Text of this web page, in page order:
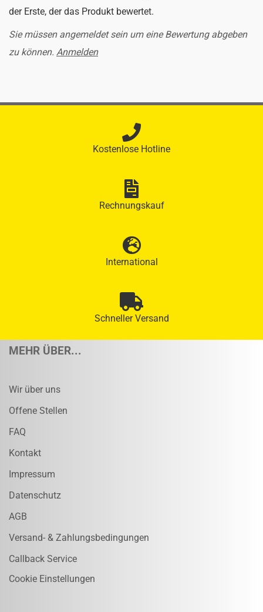
der Erste, der das Produkt bewertet.
Sie müssen angemeldet sein um eine Bewertung abgeben
zu können. Anmelden
Kostenlose Hotline
Rechnungskauf
International
Schneller Versand
MEHR ÜBER...
Wir über uns
Offene Stellen
FAQ
Kontakt
Impressum
Datenschutz
AGB
Versand- & Zahlungsbedingungen
Callback Service
Cookie Einstellungen